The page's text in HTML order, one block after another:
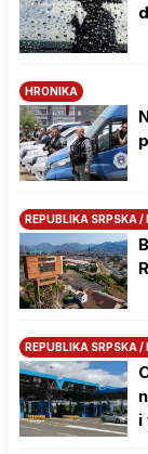
HRONIKA
REPUBLIKA SRPSKA /
REPUBLIKA SRPSKA /
i